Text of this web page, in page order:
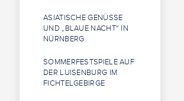
ASIATISCHE GENÜSSE
UND „BLAUE NACHT“ IN
NÜRNBERG
SOMMERFESTSPIELE AUF
DER LUISENBURG IM
FICHTELGEBIRGE